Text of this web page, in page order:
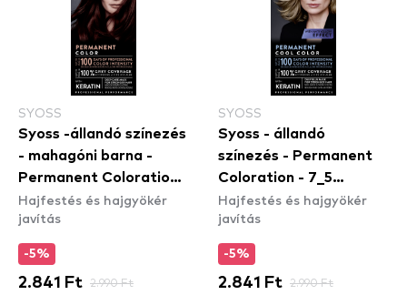
SYOSS
Syoss -állandó színezés
- mahagóni barna -
Permanent Coloration -
4_2 Mahogany Brown
Hajfestés és hajgyökér
javítás
-5%
2.841 Ft 2.990 Ft
SYOSS
Syoss - állandó
színezés - Permanent
Coloration - 7_5
Natural Ashy Blond
Hajfestés és hajgyökér
javítás
-5%
2.841 Ft 2.990 Ft